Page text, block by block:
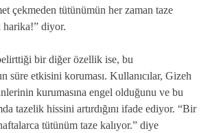
çekmeden tütünümün her zaman taze
harika!” diyor.
bir diğer özellik ise, bu
süre etkisini koruması. Kullanıcılar, Gizeh
kurumasına engel olduğunu ve bu
tazelik hissini artırdığını ifade ediyor. “Bir
tütünüm taze kalıyor.” diye